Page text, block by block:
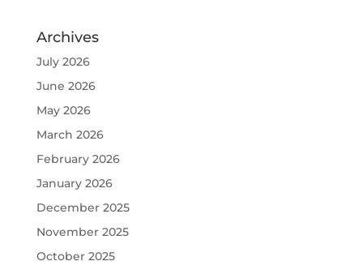
Archives
July 2026
June 2026
May 2026
March 2026
February 2026
January 2026
December 2025
November 2025
October 2025